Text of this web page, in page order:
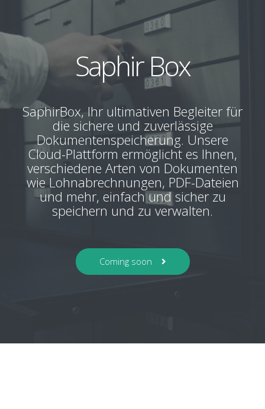
Saphir Box
SaphirBox, Ihr ultimativen Begleiter für
die sichere und zuverlässige
Dokumentenspeicherung. Unsere
Cloud-Plattform ermöglicht es Ihnen,
verschiedene Arten von Dokumenten
wie Lohnabrechnungen, PDF-Dateien
und mehr, einfach und sicher zu
speichern und zu verwalten.
Coming soon